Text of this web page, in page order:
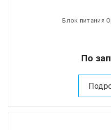
Блок питания
По